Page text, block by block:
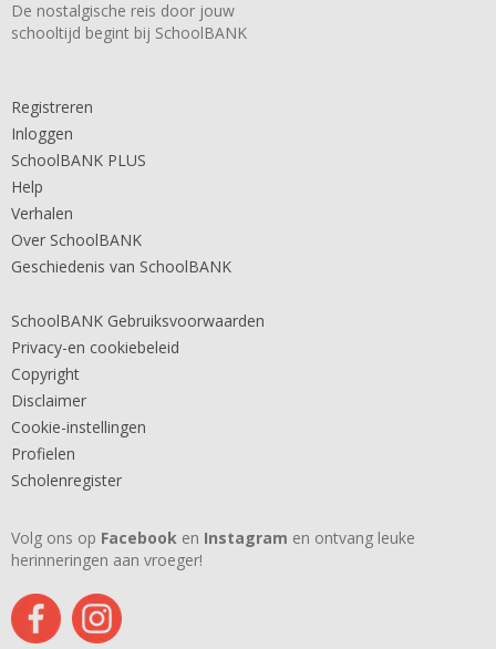
De nostalgische reis door jouw
schooltijd begint bij SchoolBANK
Registreren
Inloggen
SchoolBANK PLUS
Help
Verhalen
Over SchoolBANK
Geschiedenis van SchoolBANK
SchoolBANK Gebruiksvoorwaarden
Privacy-en cookiebeleid
Copyright
Disclaimer
Cookie-instellingen
Profielen
Scholenregister
Volg ons op Facebook en Instagram en ontvang leuke
herinneringen aan vroeger!